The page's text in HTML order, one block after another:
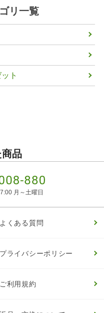
リ一覧
ト
品
月～土曜日
よくある質問
プライバシーポリシー
ご利用規約